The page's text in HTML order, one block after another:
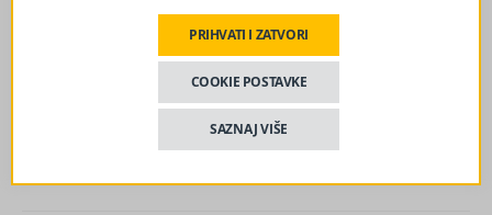
PRIHVATI I ZATVORI
COOKIE POSTAVKE
SAZNAJ VIŠE